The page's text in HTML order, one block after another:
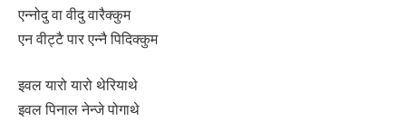
एन्नोदु वा वीदु वारैक्कुम
एन वीट्टै पार एन्नै पिदिक्कुम
इवल यारो यारो थेरियाथे
इवल पिनाल नेन्जे पोगाथे